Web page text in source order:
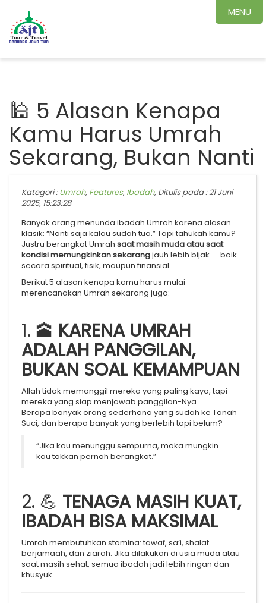
🕌 5 Alasan Kenapa
Kamu Harus Umrah
Sekarang, Bukan Nanti
Kategori :Umrah, Features, Ibadah, Ditulis pada : 21 Juni
2025, 15:23:28
Banyak orang menunda ibadah Umrah karena alasan
klasik: “Nanti saja kalau sudah tua.” Tapi tahukah kamu?
Justru berangkat Umrah saat masih muda atau saat
kondisi memungkinkan sekarangjauh lebih bijak — baik
secara spiritual, fisik, maupun finansial.
Berikut 5 alasan kenapa kamu harus mulai
merencanakan Umrah sekarang juga:
1. 🕋 KARENA UMRAH
ADALAH PANGGILAN,
BUKAN SOAL KEMAMPUAN
Allah tidak memanggil mereka yang paling kaya, tapi
mereka yang siap menjawab panggilan-Nya.
Berapa banyak orang sederhana yang sudah ke Tanah
Suci, dan berapa banyak yang berlebih tapi belum?
“Jika kau menunggu sempurna, maka mungkin
kau takkan pernah berangkat.”
2. 💪 TENAGA MASIH KUAT,
IBADAH BISA MAKSIMAL
Umrah membutuhkan stamina: tawaf, sa’i, shalat
berjamaah, dan ziarah. Jika dilakukan di usia muda atau
saat masih sehat, semua ibadah jadi lebih ringan dan
khusyuk.
MENU